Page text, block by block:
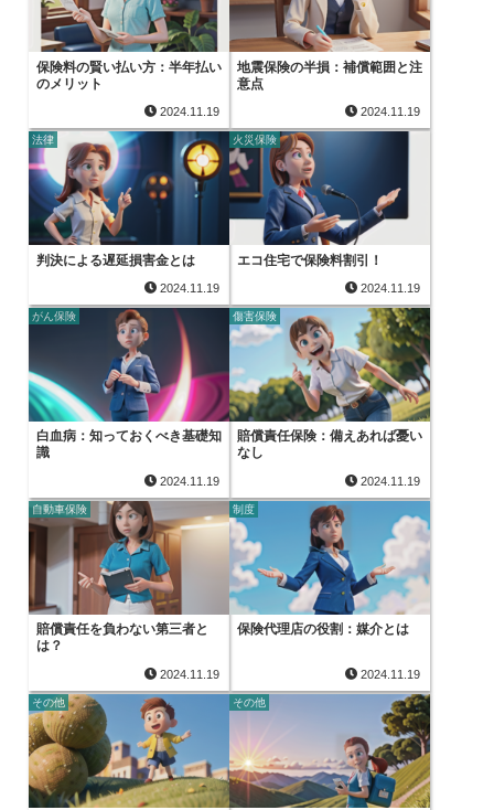
保険料の賢い払い方：半年払い
のメリット
2024.11.19
地震保険の半損：補償範囲と注
意点
2024.11.19
法律
判決による遅延損害金とは
2024.11.19
火災保険
エコ住宅で保険料割引！
2024.11.19
がん保険
白血病：知っておくべき基礎知
識
2024.11.19
傷害保険
賠償責任保険：備えあれば憂い
なし
2024.11.19
自動車保険
賠償責任を負わない第三者と
は？
2024.11.19
制度
保険代理店の役割：媒介とは
2024.11.19
その他 その他